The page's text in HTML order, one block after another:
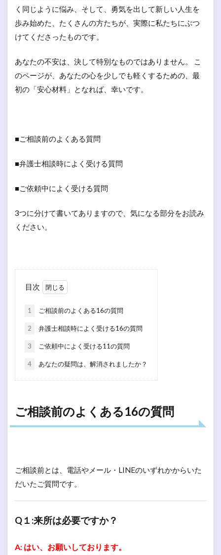
く同じように悩み、そして、勇気を出して新しい人生を
歩み始めた、たくさんの方たちが、実際に私たちにぶつ
けてくださったものです。
あなたの不安は、決して特別なものではありません。 こ
のページが、あなたの心を少しでも軽くするための、最
初の「安心材料」となれば、幸いです。
■ご相談前のよくある質問
■弁護士相談時によく受ける質問
■ご依頼中によく受ける質問
3つに分けて書いてありますので、気になる部分をお読み
ください。
目次
1 ご相談前のよくある16の質問
2 弁護士相談時によく受ける16の質問
3 ご依頼中によく受ける11の質問
4 あなたの疑問は、解消されましたか？
ご相談前のよくある16の質問
ご相談前とは、電話やメール・LINEのいずれかからいた
だいたご質問です。
Q１:来所は必要ですか？
A: はい、お願いしております。